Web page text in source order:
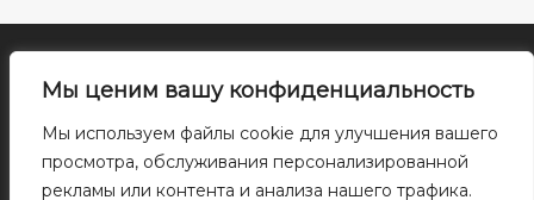
Мы ценим вашу конфиденциальность
Мы используем файлы cookie для улучшения вашего
просмотра, обслуживания персонализированной
рекламы или контента и анализа нашего трафика.
Все права на материалы сайта принадлежат правообладателю. Воспроизведение
или распространение указанных материалов в любой форме может
производиться только с письменного разрешения правообладателя. При
использовании ссылка на правообладателя и источник заимствования
обязательна. Cайт носит исключительно информационный характер и ни при
каких условиях не является публичной офертой, определяемой положениями ГК